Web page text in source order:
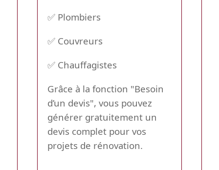
✅ Plombiers
✅ Couvreurs
✅ Chauffagistes
Grâce à la fonction "Besoin
d’un devis", vous pouvez
générer gratuitement un
devis complet pour vos
projets de rénovation.